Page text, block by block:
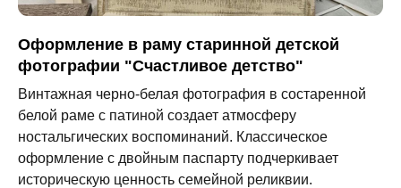
Оформление в раму старинной детской
фотографии "Счастливое детство"
Винтажная черно-белая фотография в состаренной
белой раме с патиной создает атмосферу
ностальгических воспоминаний. Классическое
оформление с двойным паспарту подчеркивает
историческую ценность семейной реликвии.